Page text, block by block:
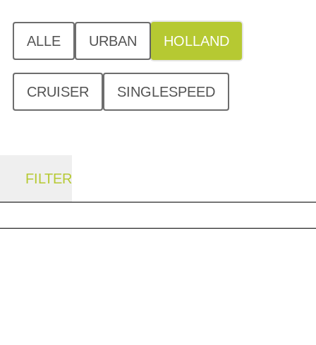
ALLE URBAN HOLLAND
CRUISER SINGLESPEED
FILTER